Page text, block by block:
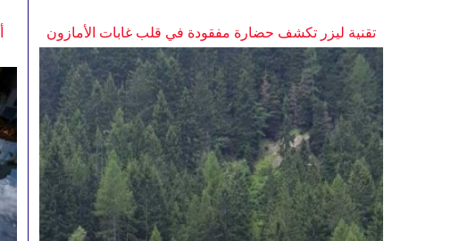
تقنية ليزر تكشف حضارة مفقودة في قلب غابات الأمازون